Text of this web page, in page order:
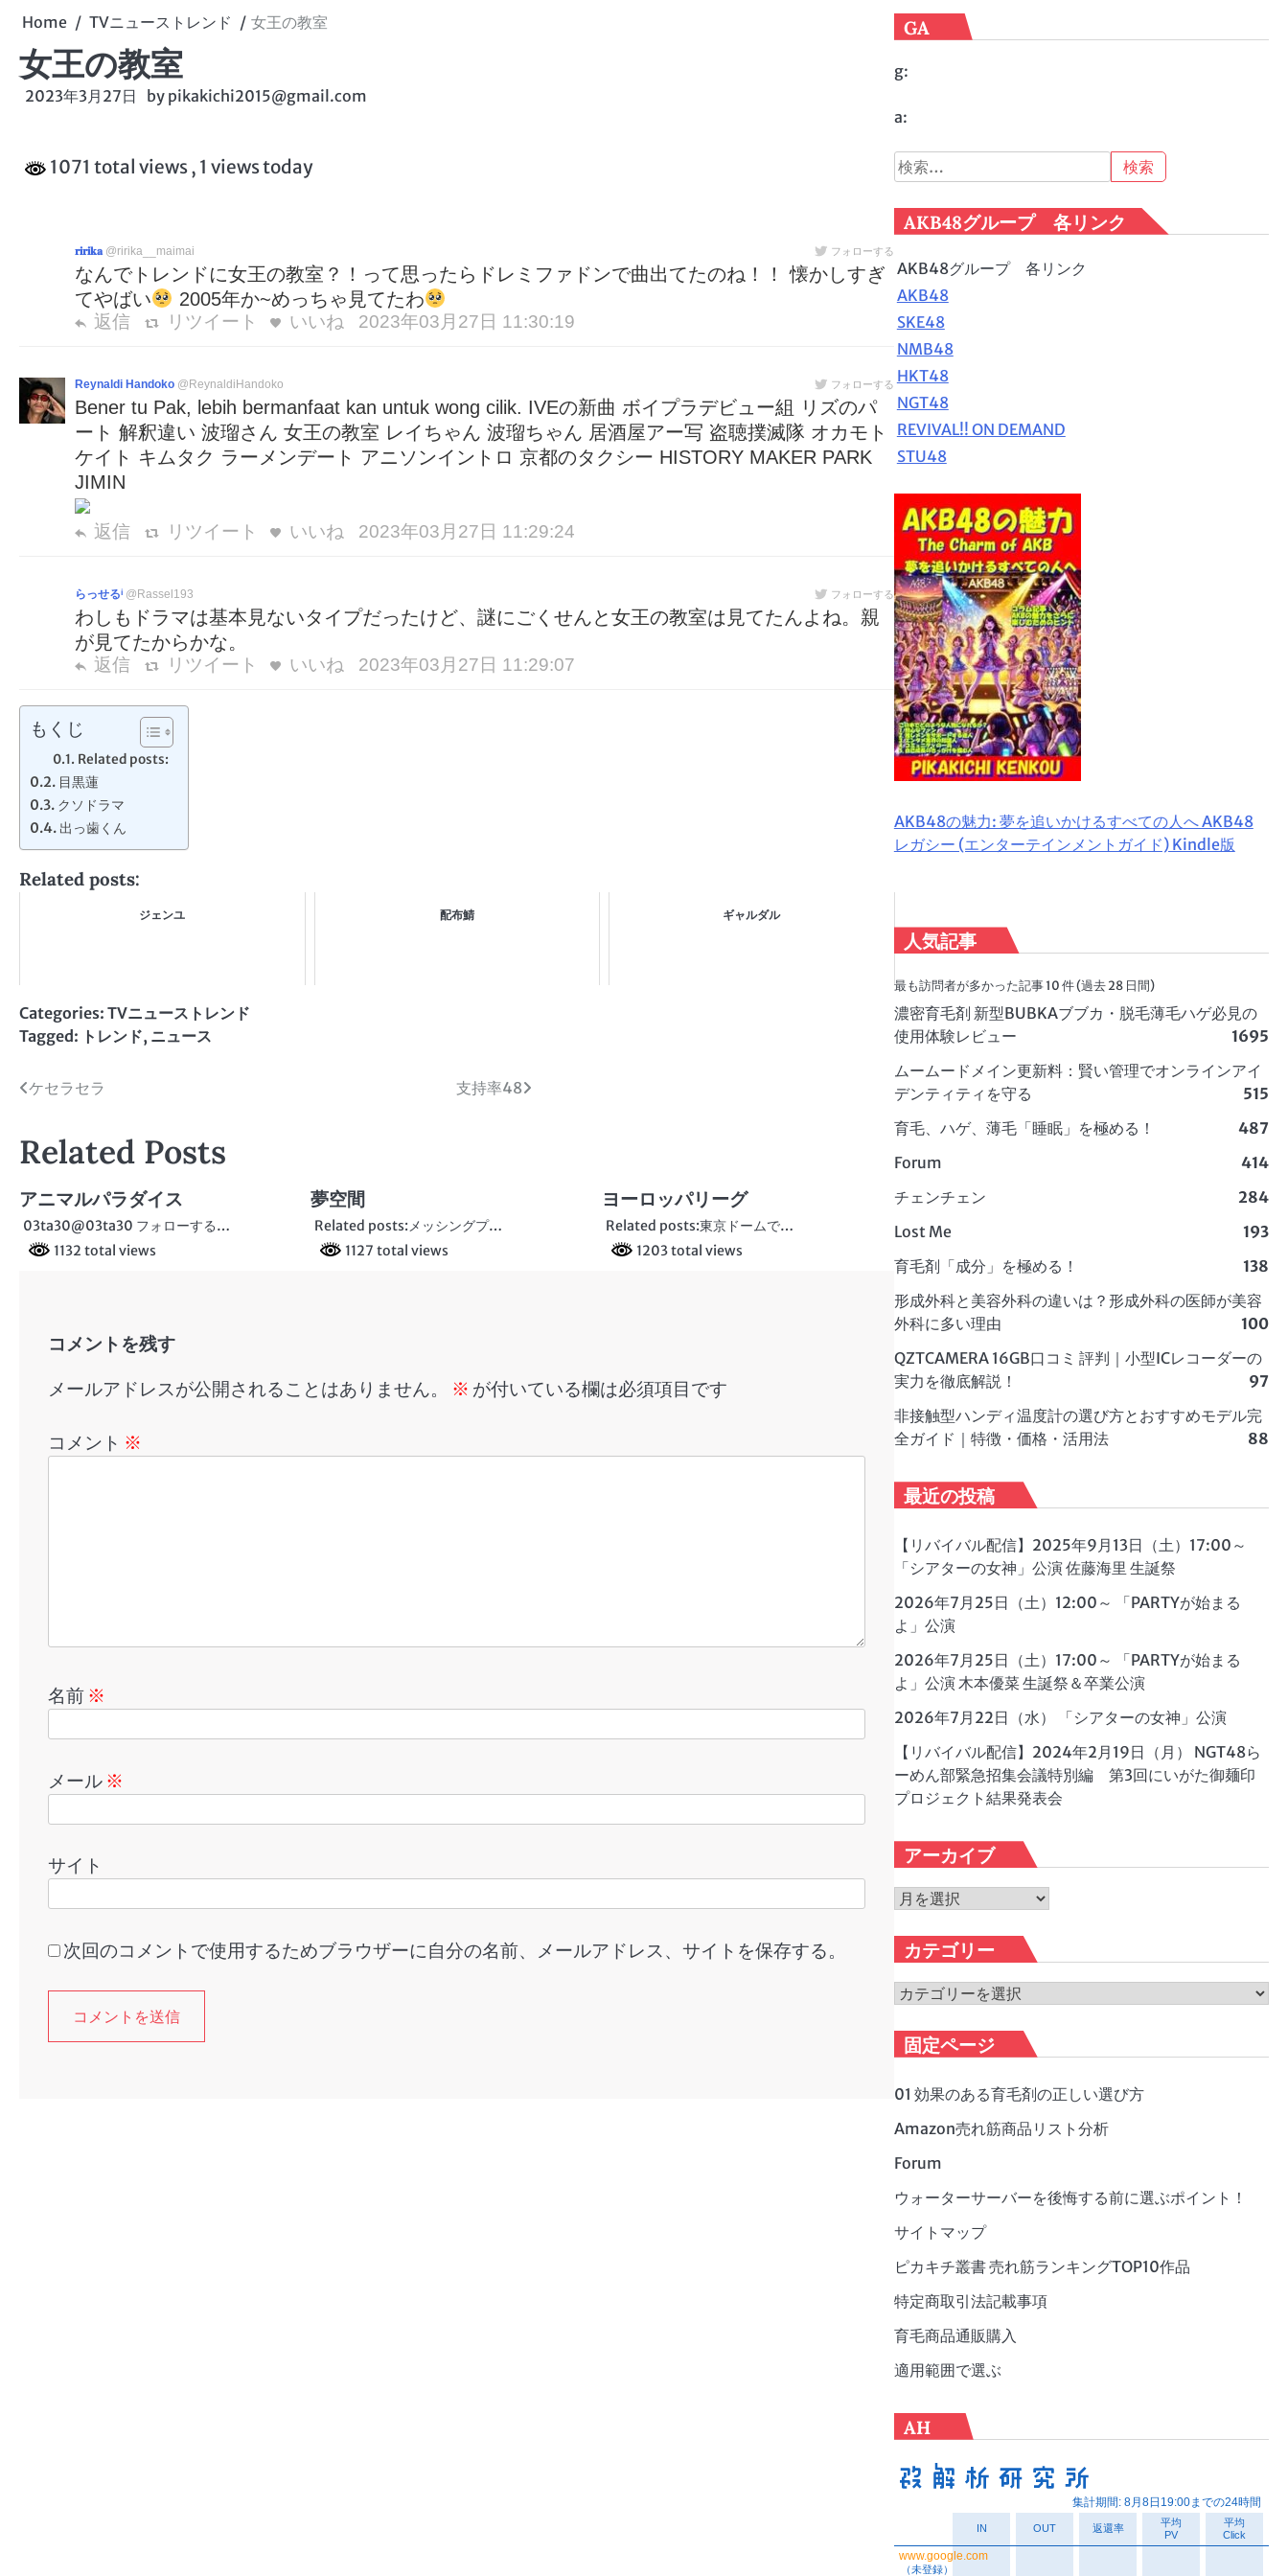
Home TVニューストレンド 女王の教室
女王の教室
2023年3月27日 by pikakichi2015@gmail.com
1071 total views, 1 views today
𝐫𝐢𝐫𝐢𝐤𝐚 @ririka__maimai フォローする
なんでトレンドに女王の教室？！って思ったらドレミファドンで曲出てたのね！！ 懐かしすぎ
てやばい
2005年か~めっちゃ見てたわ
返信 リツイート いいね 2023年03月27日 11:30:19
Reynaldi Handoko @ReynaldiHandoko フォローする
Bener tu Pak, lebih bermanfaat kan untuk wong cilik. IVEの新曲 ボイプラデビュー組 リズのパ
ート 解釈違い 波瑠さん 女王の教室 レイちゃん 波瑠ちゃん 居酒屋アー写 盗聴撲滅隊 オカモト
ケイト キムタク ラーメンデート アニソンイントロ 京都のタクシー HISTORY MAKER PARK
JIMIN
返信 リツイート いいね 2023年03月27日 11:29:24
らっせるⁱ @Rassel193 フォローする
わしもドラマは基本見ないタイプだったけど、謎にごくせんと女王の教室は見てたんよね。親
が見てたからかな。
返信 リツイート いいね 2023年03月27日 11:29:07
もくじ
Related posts:
目黒蓮
クソドラマ
出っ歯くん
Related posts:
ジェンユ 配布鯖 ギャルダル
Categories: TVニューストレンド
Tagged: トレンド, ニュース
投
ナ
ビ
ゲ
ー
ケセラセラ 支持率48
Related Posts
アニマルパラダイス
03ta30@03ta30 フォローする…
1132 total views
夢空間
Related posts:メッシングプ…
1127 total views
ヨーロッパリーグ
Related posts:東京ドームで…
1203 total views
コメントを残す
メールアドレスが公開されることはありません。
※ が付いている欄は必須項目です
コメント ※
名前 ※
メール ※
サイト
次回のコメントで使用するためブラウザーに自分の名前、メールアドレス、サイトを保存する。
GA
g:
a:
検
索:
AKB48グループ 各リンク
AKB48グループ 各リンク
AKB48
SKE48
NMB48
HKT48
NGT48
REVIVAL!! ON DEMAND
STU48
AKB48の魅力: 夢を追いかけるすべての人へ AKB48
レガシー (エンターテインメントガイド) Kindle版
人気記事
最も訪問者が多かった記事 10 件 (過去 28 日間)
濃密育毛剤 新型BUBKAブブカ・脱毛薄毛ハゲ必見の
使用体験レビュー
1695
ムームードメイン更新料：賢い管理でオンラインアイ
デンティティを守る
515
育毛、ハゲ、薄毛「睡眠」を極める！
487
Forum
414
チェンチェン
284
Lost Me
193
育毛剤「成分」を極める！
138
形成外科と美容外科の違いは？形成外科の医師が美容
外科に多い理由
100
QZTCAMERA 16GB口コミ 評判｜小型ICレコーダーの
実力を徹底解説！
97
非接触型ハンディ温度計の選び方とおすすめモデル完
全ガイド｜特徴・価格・活用法
88
最近の投稿
【リバイバル配信】2025年9月13日（土）17:00～
「シアターの女神」公演 佐藤海里 生誕祭
2026年7月25日（土）12:00～ 「PARTYが始まる
よ」公演
2026年7月25日（土）17:00～ 「PARTYが始まる
よ」公演 木本優菜 生誕祭＆卒業公演
2026年7月22日（水） 「シアターの女神」公演
【リバイバル配信】2024年2月19日（月） NGT48ら
ーめん部緊急招集会議特別編 第3回にいがた御麺印
プロジェクト結果発表会
アーカイブ
ア
カ
イ
ブ
カテゴリー
カ
ゴ
リ
ー
固定ページ
01 効果のある育毛剤の正しい選び方
Amazon売れ筋商品リスト分析
Forum
ウォーターサーバーを後悔する前に選ぶポイント！
サイトマップ
ピカキチ叢書 売れ筋ランキングTOP10作品
特定商取引法記載事項
育毛商品通販購入
適用範囲で選ぶ
AH